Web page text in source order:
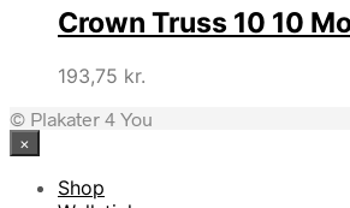
Crown Truss 10 10
193,75 kr.
© Plakater 4 You
×
Shop